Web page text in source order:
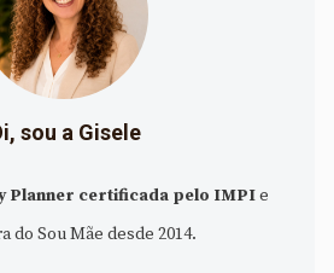
sou a Gisele
Planner certificada pelo IMPIe
do Sou Mãe desde 2014.